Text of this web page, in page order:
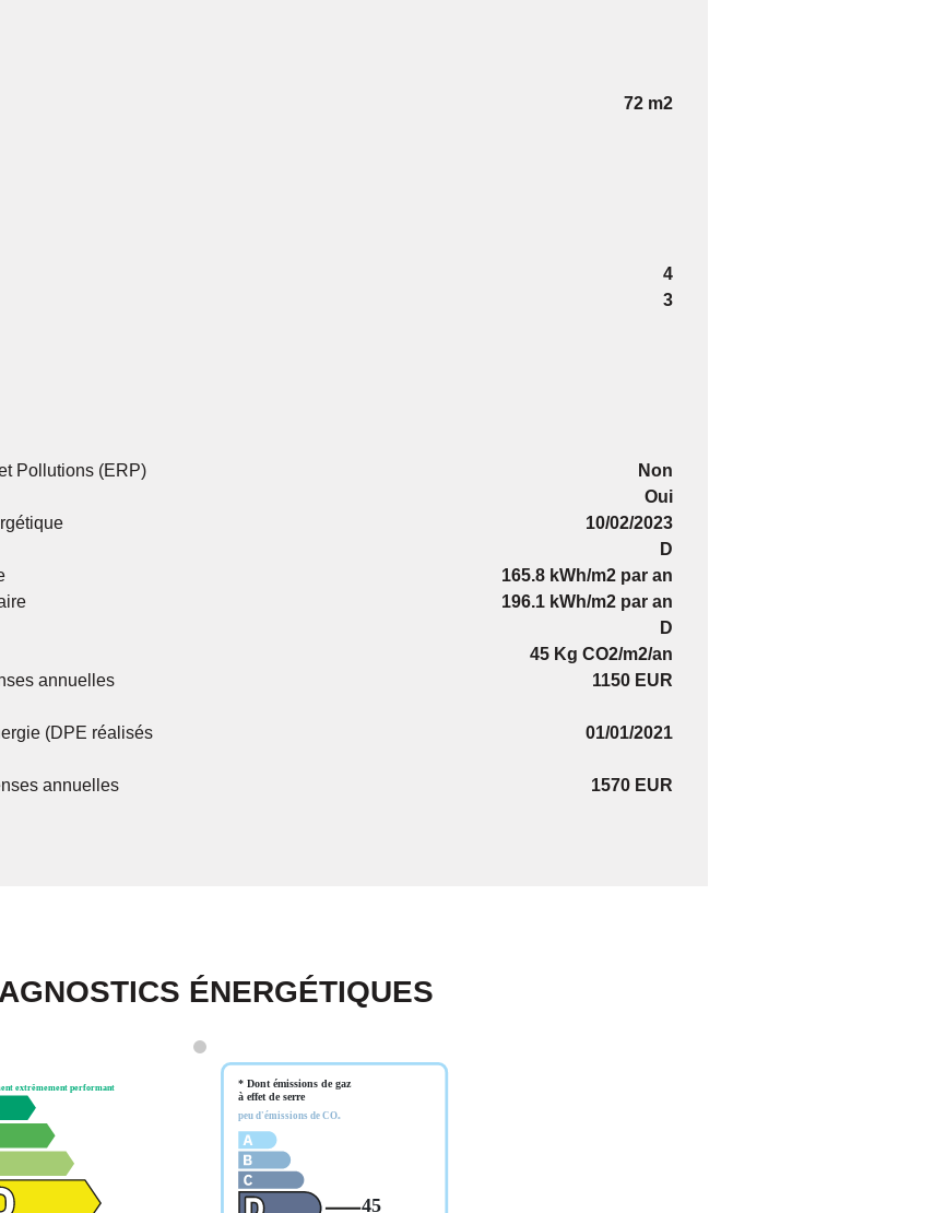
72 m2
4
3
Pollutions (ERP)
Non
Oui
10/02/2023
D
165.8 kWh/m2 par an
196.1 kWh/m2 par an
D
45 Kg CO2/m2/an
annuelles
1150 EUR
(DPE réalisés
01/01/2021
annuelles
1570 EUR
ÉNERGÉTIQUES